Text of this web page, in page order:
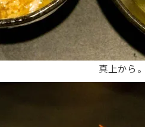
真上から。